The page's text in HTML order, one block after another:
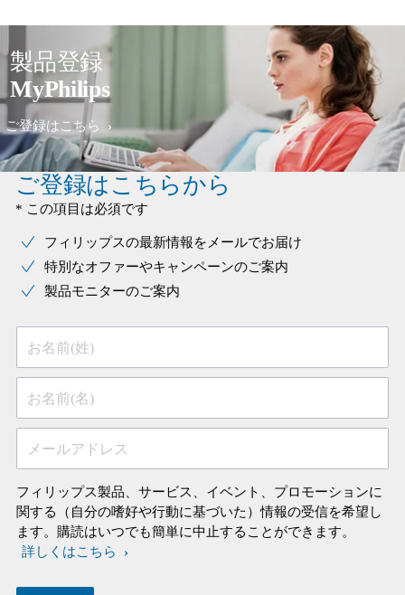
製品登録
MyPhilips
ご登録はこちら
ご登録はこちらから
* この項目は必須です
フィリップスの最新情報をメールでお届け
特別なオファーやキャンペーンのご案内
製品モニターのご案内
お名前(姓)
お名前(名)
メールアドレス
フィリップス製品、サービス、イベント、プロモーションに
関する（自分の嗜好や行動に基づいた）情報の受信を希望し
ます。購読はいつでも簡単に中止することができます。
詳しくはこちら